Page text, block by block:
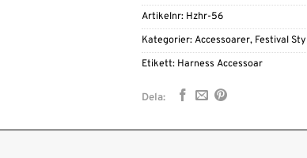
Artikelnr: Hzhr-56
Kategorier:Accessoarer, Festival
Etikett: Harness Accessoar
Dela: